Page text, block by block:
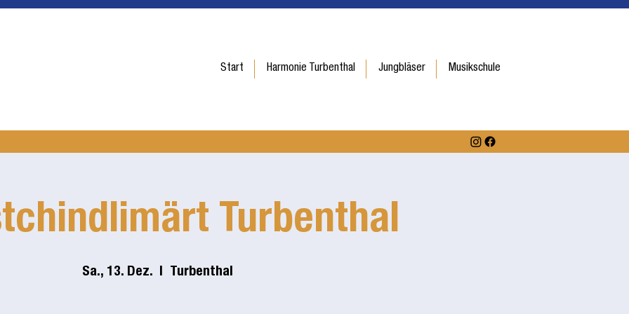
Start Harmonie Turbenthal Jungbläser Musikschule
Turbenthal
Sa., 13. Dez.
  |
Turbenthal